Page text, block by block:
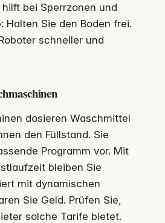
bei Sperrzonen und
Halten Sie den Boden frei.
schneller und
dosieren Waschmittel
den Füllstand. Sie
Programm vor. Mit
bleiben Sie
mit dynamischen
Sie Geld. Prüfen Sie,
solche Tarife bietet.